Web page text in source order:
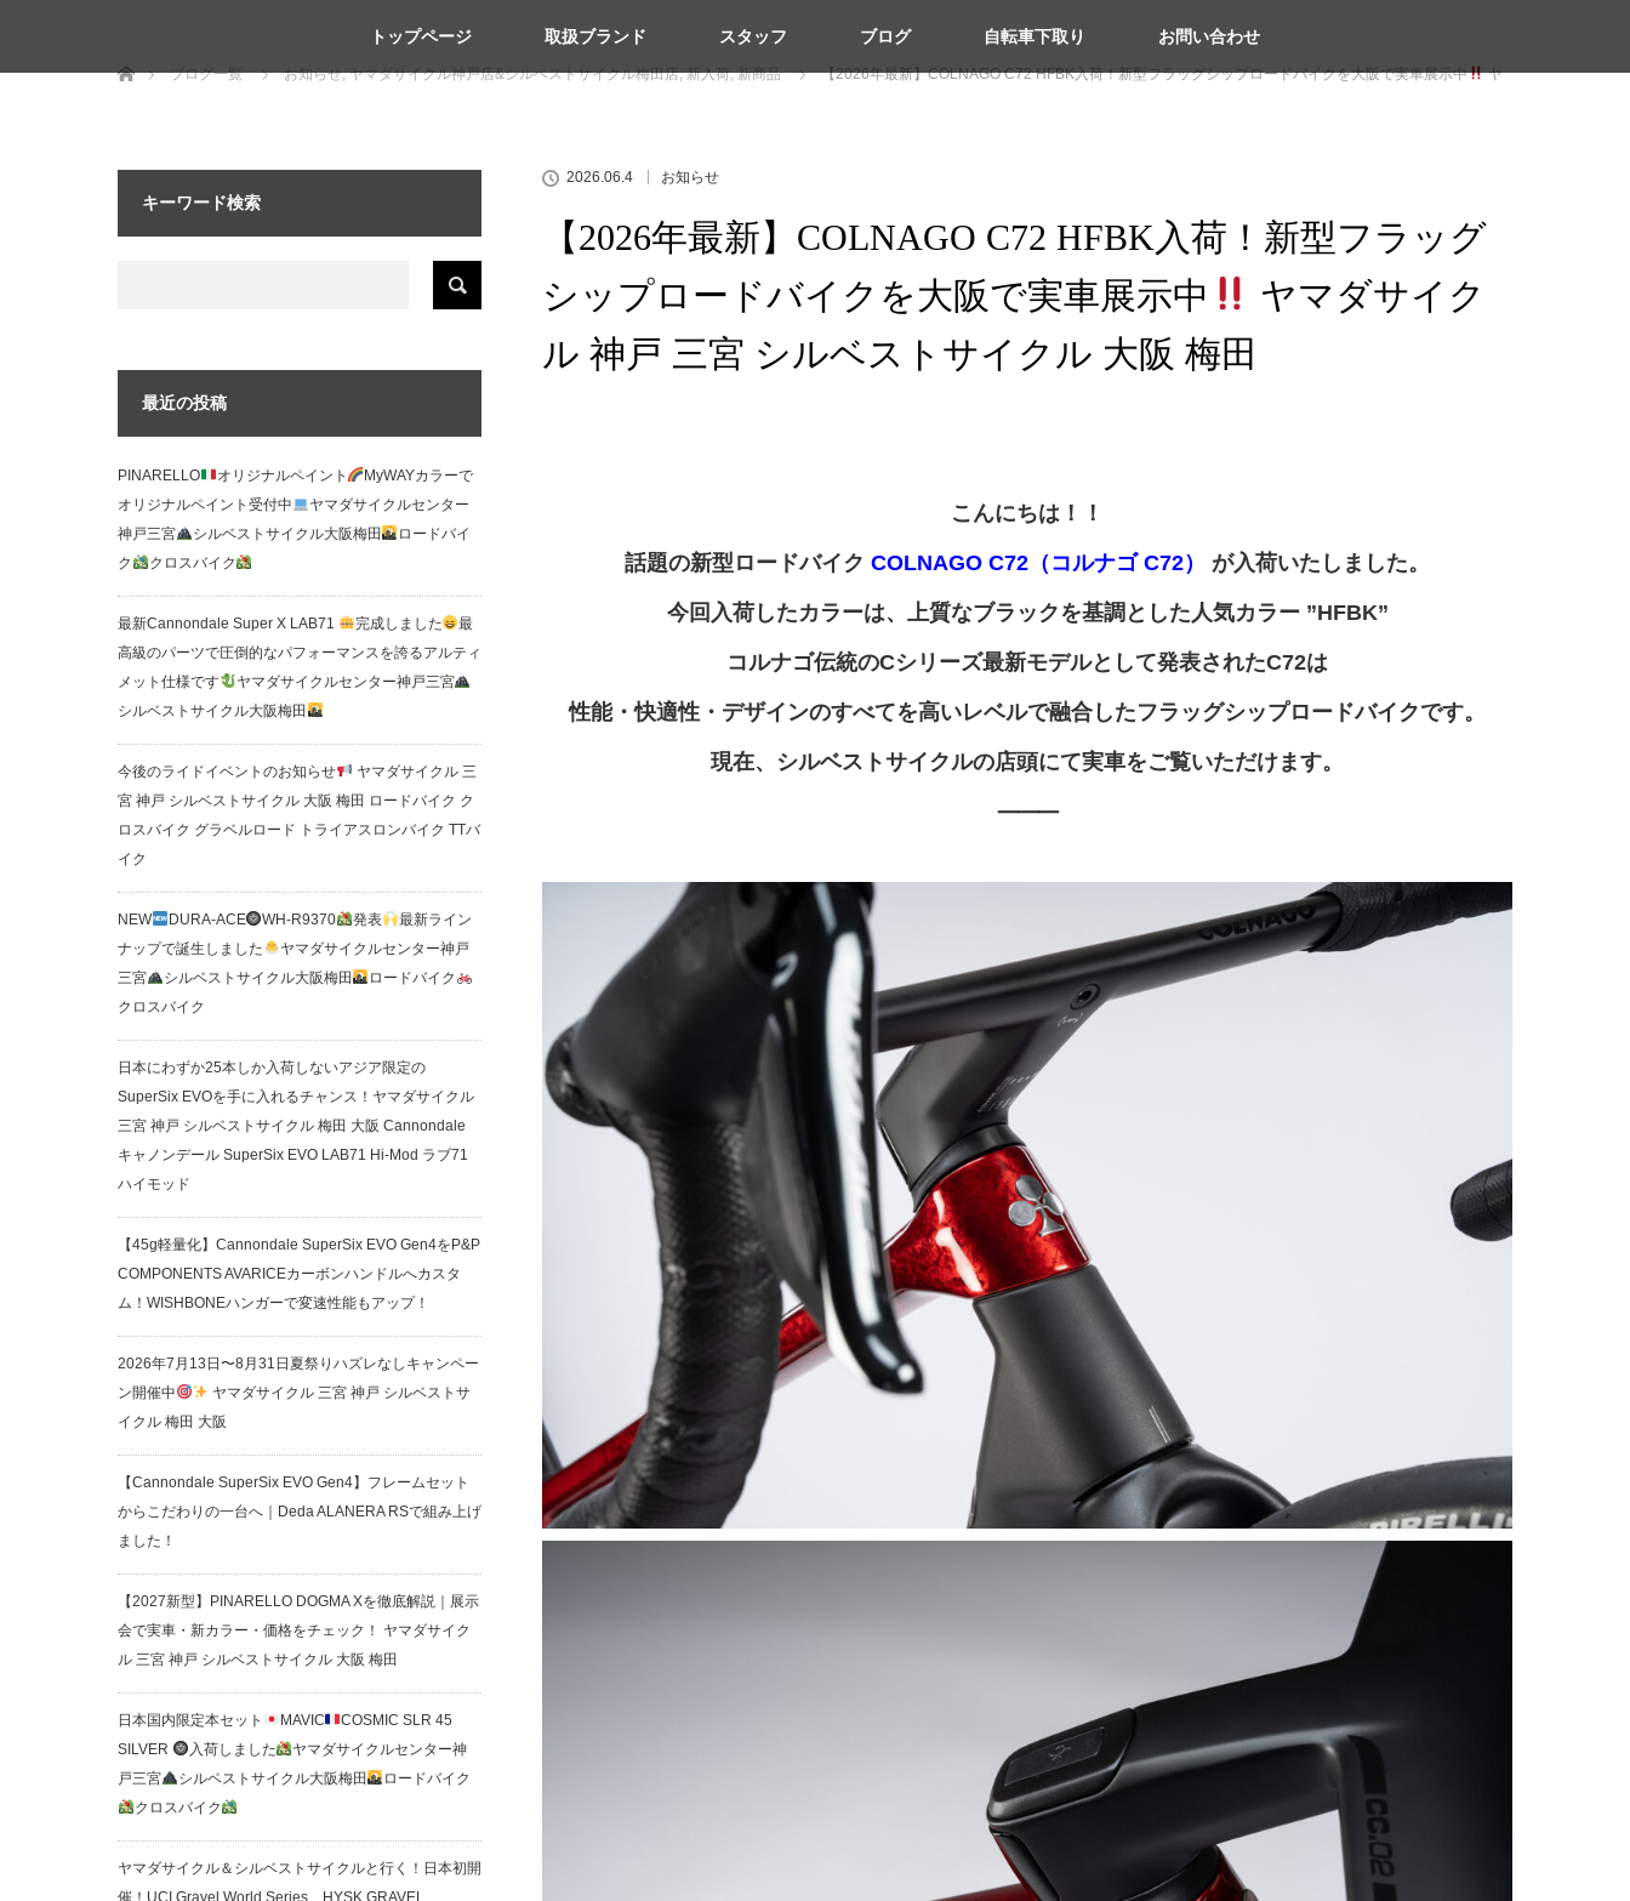
トップページ 取扱ブランド スタッフ ブログ 自転車下取り お問い合わせ
ブログ一覧
お知らせ, ヤマダサイクル神戸店&シルベストサイクル梅田店, 新入荷, 新商品 【2026年最新】COLNAGO C72 HFBK入荷！新型フラッグシップロードバイクを大阪で実車展示中 ヤ
2026.06.4
お知らせ
【2026年最新】COLNAGO C72 HFBK入荷！新型フラッグ
シップロードバイクを大阪で実車展示中
ヤマダサイク
ル 神戸 三宮 シルベストサイクル 大阪 梅田
こんにちは！！
話題の新型ロードバイク COLNAGO C72（コルナゴ C72） が入荷いたしました。
今回入荷したカラーは、上質なブラックを基調とした人気カラー ”HFBK”
コルナゴ伝統のCシリーズ最新モデルとして発表されたC72は
性能・快適性・デザインのすべてを高いレベルで融合したフラッグシップロードバイクです。
現在、シルベストサイクルの店頭にて実車をご覧いただけます。
⸻
キーワード検索
最近の投稿
PINARELLO オリジナルペイント
MyWAYカラーで
オリジナルペイント受付中
ヤマダサイクルセンター
神戸三宮
シルベストサイクル大阪梅田
ロードバイ
ク
クロスバイク
最新Cannondale Super X LAB71 完成しました
最
高級のパーツで圧倒的なパフォーマンスを誇るアルティ
メット仕様です
ヤマダサイクルセンター神戸三宮
シルベストサイクル大阪梅田
今後のライドイベントのお知らせ
ヤマダサイクル 三
宮 神戸 シルベストサイクル 大阪 梅田 ロードバイク ク
ロスバイク グラベルロード トライアスロンバイク TTバ
イク
NEW DURA-ACE WH-R9370 発表
最新ライン
ナップで誕生しました
ヤマダサイクルセンター神戸
三宮
シルベストサイクル大阪梅田
ロードバイク
クロスバイク
日本にわずか25本しか入荷しないアジア限定の
SuperSix EVOを手に入れるチャンス！ヤマダサイクル
三宮 神戸 シルベストサイクル 梅田 大阪 Cannondale
キャノンデール SuperSix EVO LAB71 Hi-Mod ラブ71
ハイモッド
【45g軽量化】Cannondale SuperSix EVO Gen4をP&P
COMPONENTS AVARICEカーボンハンドルへカスタ
ム！WISHBONEハンガーで変速性能もアップ！
2026年7月13日〜8月31日夏祭りハズレなしキャンペー
ン開催中
ヤマダサイクル 三宮 神戸 シルベストサ
イクル 梅田 大阪
【Cannondale SuperSix EVO Gen4】フレームセット
からこだわりの一台へ｜Deda ALANERA RSで組み上げ
ました！
【2027新型】PINARELLO DOGMA Xを徹底解説｜展示
会で実車・新カラー・価格をチェック！ ヤマダサイク
ル 三宮 神戸 シルベストサイクル 大阪 梅田
日本国内限定本セット MAVIC
COSMIC SLR 45
SILVER
入荷しました
ヤマダサイクルセンター神
戸三宮
シルベストサイクル大阪梅田
ロードバイク
クロスバイク
ヤマダサイクル＆シルベストサイクルと行く！日本初開
催！UCI Gravel World Series HYSK GRAVEL